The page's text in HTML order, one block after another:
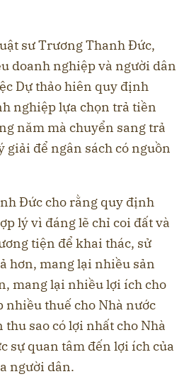
sư Trương Thanh Đức,
doanh nghiệp và người dân
Dự thảo hiên quy định
nghiệp lựa chọn trả tiền
năm mà chuyển sang trả
giải để ngân sách có nguồn
Đức cho rằng quy định
lý vì đáng lẽ chỉ coi đất và
tiện để khai thác, sử
hơn, mang lại nhiều sản
mang lại nhiều lợi ích cho
nhiều thuế cho Nhà nước
sao có lợi nhất cho Nhà
sự quan tâm đến lợi ích của
người dân.